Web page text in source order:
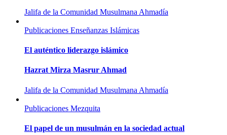
Jalifa de la Comunidad Musulmana Ahmadía
Publicaciones Enseñanzas Islámicas
El auténtico liderazgo islámico
Hazrat Mirza Masrur Ahmad
Jalifa de la Comunidad Musulmana Ahmadía
Publicaciones Mezquita
El papel de un musulmán en la sociedad actual